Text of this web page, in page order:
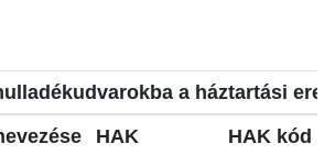
a háztartási
HAK HAK kód